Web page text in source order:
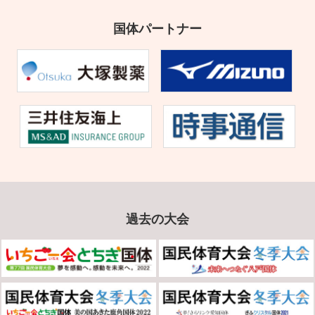
国体パートナー
過去の大会